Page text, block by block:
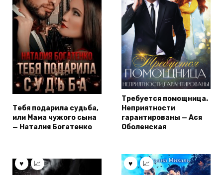
Тебя подарила судьба,
или Мама чужого сына
— Наталия Богатенко
Требуется помощница.
Неприятности
гарантированы — Ася
Оболенская